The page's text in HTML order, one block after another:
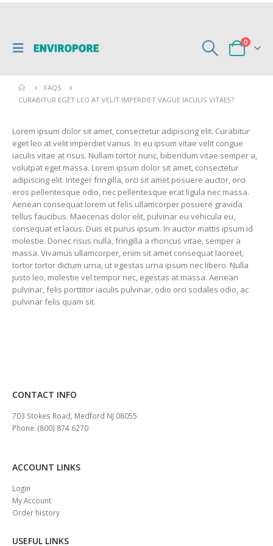
0
FAQS
CURABITUR EGET LEO AT VELIT IMPERDIET VAGUE IACULIS VITAES?
Lorem ipsum dolor sit amet, consectetur adipiscing elit. Curabitur
eget leo at velit imperdiet varius. In eu ipsum vitae velit congue
iaculis vitae at risus. Nullam tortor nunc, bibendum vitae semper a,
volutpat eget massa. Lorem ipsum dolor sit amet, consectetur
adipiscing elit. Integer fringilla, orci sit amet posuere auctor, orci
eros pellentesque odio, nec pellentesque erat ligula nec massa.
Aenean consequat lorem ut felis ullamcorper posuere gravida
tellus faucibus. Maecenas dolor elit, pulvinar eu vehicula eu,
consequat et lacus. Duis et purus ipsum. In auctor mattis ipsum id
molestie. Donec risus nulla, fringilla a rhoncus vitae, semper a
massa. Vivamus ullamcorper, enim sit amet consequat laoreet,
tortor tortor dictum urna, ut egestas urna ipsum nec libero. Nulla
justo leo, molestie vel tempor nec, egestas at massa. Aenean
pulvinar, felis porttitor iaculis pulvinar, odio orci sodales odio, ac
pulvinar felis quam sit.
CONTACT INFO
703 Stokes Road, Medford NJ 08055
Phone: (800) 874 6270
ACCOUNT LINKS
Login
My Account
Order history
USEFUL LINKS